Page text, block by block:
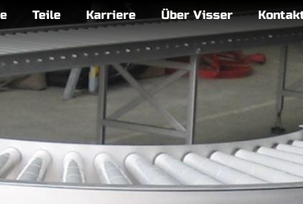
Teile Karriere Über Visser